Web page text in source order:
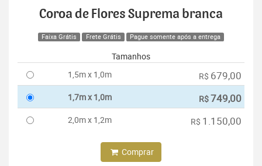
Coroa de Flores Suprema branca
Faixa Grátis Frete Grátis Pague somente após a entrega
Tamanhos
1,5m x 1,0m
R$ 679,00
1,7m x 1,0m R$749,00
2,0m x 1,2m R$ 1.150,00
Comprar